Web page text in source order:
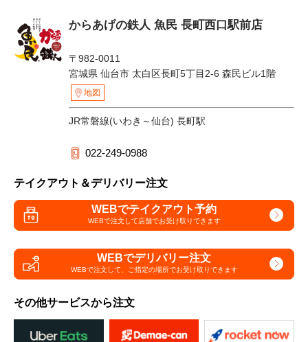
からあげの鉄人 魚民 長町西口駅前店
〒982-0011
宮城県 仙台市 太白区長町5丁目2-6 森民ビル1階
地図
JR常磐線(いわき～仙台) 長町駅
022-249-0988
テイクアウト＆デリバリー注文
WEBでテイクアウト予約
WEBで注文して店舗でお受け取りできます
WEBでデリバリー注文
WEBで注文して、 ご指定の場所でお受け取りできます
その他サービスから注文